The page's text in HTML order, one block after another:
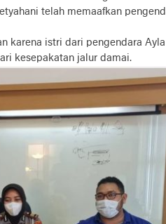
telah memaafkan
karena istri dari pengendara
kesepakatan jalur damai.